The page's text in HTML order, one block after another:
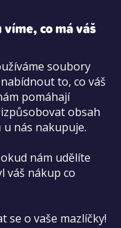
co má váš
soubory
to, co váš
pomáhají
obsah
nás nakupuje.
nám udělíte
váš nákup co
se o vaše mazlíčky!